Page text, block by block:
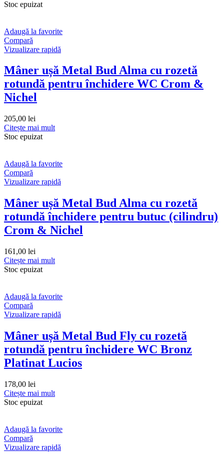
Stoc epuizat
Adaugă la favorite
Compară
Vizualizare rapidă
Mâner ușă Metal Bud Alma cu rozetă
rotundă pentru închidere WC Crom &
Nichel
205,00 lei
Citește mai mult
Stoc epuizat
Adaugă la favorite
Compară
Vizualizare rapidă
Mâner ușă Metal Bud Alma cu rozetă
rotundă închidere pentru butuc (cilindru)
Crom & Nichel
161,00 lei
Citește mai mult
Stoc epuizat
Adaugă la favorite
Compară
Vizualizare rapidă
Mâner ușă Metal Bud Fly cu rozetă
rotundă pentru închidere WC Bronz
Platinat Lucios
178,00 lei
Citește mai mult
Stoc epuizat
Adaugă la favorite
Compară
Vizualizare rapidă